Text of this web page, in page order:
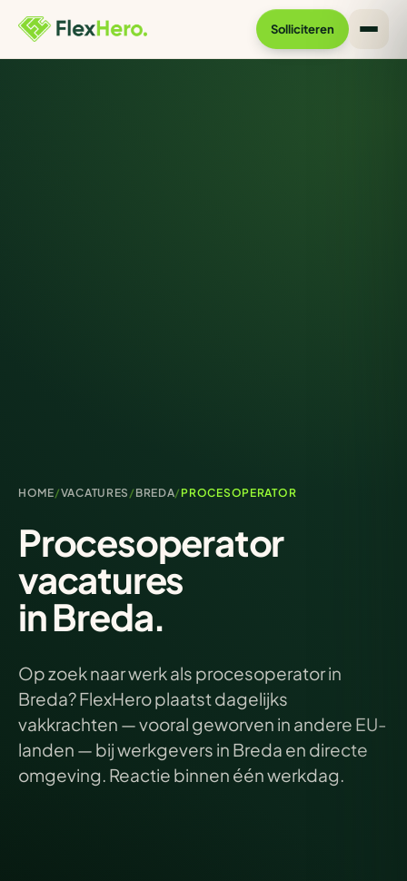
Solliciteren
HOME/VACATURES / BREDA/ PROCESOPERATOR
Procesoperator
vacatures
in Breda.
Op zoek naar werk als procesoperator in
Breda? FlexHero plaatst dagelijks
vakkrachten — vooral geworven in andere EU-
landen — bij werkgevers in Breda en directe
omgeving. Reactie binnen één werkdag.